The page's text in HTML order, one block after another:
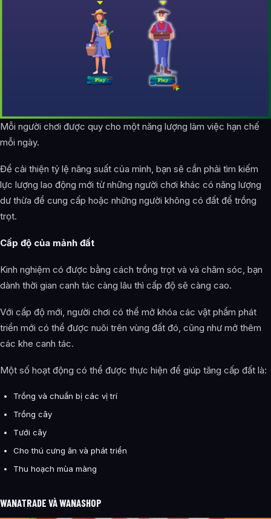
Mỗi người chơi được quy cho một năng lượng làm việc hạn chế
mỗi ngày.
Để cải thiện tỷ lệ năng suất của mình, bạn sẽ cần phải tìm kiếm
lực lượng lao động mới từ những người chơi khác có năng lượng
dư thừa để cung cấp hoặc những người không có đất để trồng
trọt.
Cấp độ của mảnh đất
Kinh nghiệm có được bằng cách trồng trọt và và chăm sóc, bạn
dành thời gian canh tác càng lâu thì cấp độ sẽ càng cao.
Với cấp độ mới, người chơi có thể mở khóa các vật phẩm phát
triển mới có thể được nuôi trên vùng đất đó, cũng như mở thêm
các khe canh tác.
Một số hoạt động có thể được thực hiện để giúp tăng cấp đất là:
Trồng và chuẩn bị các vị trí
Trồng cây
Tưới cây
Cho thú cưng ăn và phát triển
Thu hoạch mùa màng
WANATRADE VÀ WANASHOP